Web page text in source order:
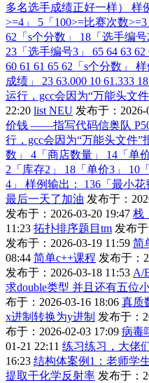
多名选手成绩正好一样） 样
>=4」 5「100>=比赛次数
62「s个分数」 18「选手编号
23「选手编号3」 65 64 63
60 61 61 65 62「s个分数」
成绩」 23 63.000 10 61.333
运行，gcc会因为“万能头文件
22:20 list NEU 发布于：2026-
价钱 ——指写代码信奥队
行，gcc会因为“万能头文件”
数」 4「商店数量」 14「单
2「库存2」 18「单价3」 10
4」 样例输出： 136「最小花
最后一天了加油 发布于：
发布于：2026-03-20 19:47 栈
11:23 拓扑排序题目tm 发布
发布于：2026-03-19 11:59 简
08:44 简单c++课程 发布于：
发布于：2026-03-18 11:53 A/
求double类型 并且还有五位
布于：2026-03-16 18:06 真质
x进制转换为y进制 发布于：
布于：2026-02-03 17:09 病毒
01-21 22:11 练习练习，大佬
16:23 结构体案例1：老师学
提取干化学反射率 发布于：